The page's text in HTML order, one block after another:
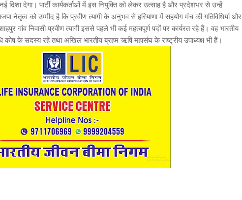
दिशा देगा। पार्टी कार्यकर्ताओं में इस नियुक्ति को लेकर उत्साह है और प्रदेशभर से उन्हें
नेतृत्व को उम्मीद है कि प्रवीण त्यागी के अनुभव से हरियाणा में सहयोग मंच की गतिविधियां और
गांव निवासी प्रवीण त्यागी इससे पहले भी कई महत्वपूर्ण पदों पर कार्यरत रहे हैं। वह भारतीय
के सदस्य रहे तथा अखिल भारतीय ब्रहम ऋषि महासंघ के राष्ट्रीय उपाध्यक्ष भी हैं।